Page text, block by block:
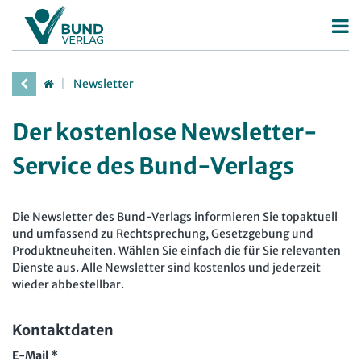
Betriebsrat
Betriebsratsarbeit
Mitbestimmung
Beschäftigtendatenschutz
Deutscher Betriebsrätepreis
Mitbestimmungskompass
Deutscher Personalräte-Preis
Personalratsarbeit
TVöD | TV-L
Arbeitsschutz
Beschäftigtendatenschutz
JAV
Arbeit in der JAV
SBV
Arbeit in der MAV
Bücher
Zeitschriften
Der Personalrat
Newsletter
Der kostenlose Newsletter-
Service des Bund-Verlags
Die Newsletter des Bund-Verlags informieren Sie topaktuell
und umfassend zu Rechtsprechung, Gesetzgebung und
Produktneuheiten. Wählen Sie einfach die für Sie relevanten
Dienste aus. Alle Newsletter sind kostenlos und jederzeit
wieder abbestellbar.
Kontaktdaten
E-Mail *